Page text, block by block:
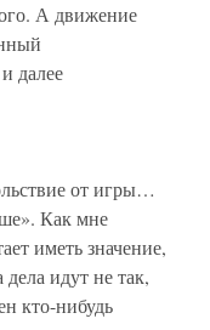
А движение
далее
от игры…
Как мне
иметь значение,
идут не так,
кто-нибудь